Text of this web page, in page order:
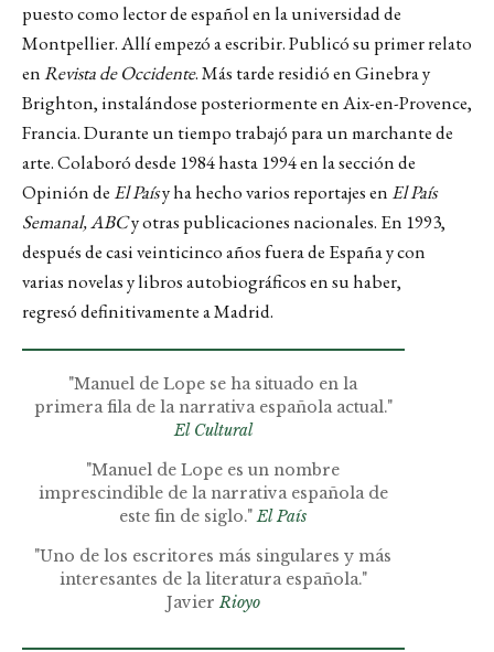
puesto como lector de español en la universidad de
Montpellier. Allí empezó a escribir. Publicó su primer relato
enRevista de Occidente. Más tarde residió en Ginebra y
Brighton, instalándose posteriormente en Aix-en-Provence,
Francia. Durante un tiempo trabajó para un marchante de
arte. Colaboró desde 1984 hasta 1994 en la sección de
Opinión de El Paísy ha hecho varios reportajes en El País
Semanal, ABCy otras publicaciones nacionales. En 1993,
después de casi veinticinco años fuera de España y con
varias novelas y libros autobiográficos en su haber,
regresó definitivamente a Madrid.
"Manuel de Lope se ha situado en la
primera fila de la narrativa española actual."
El Cultural
"Manuel de Lope es un nombre
imprescindible de la narrativa española de
este fin de siglo."El País
"Uno de los escritores más singulares y más
interesantes de la literatura española."
Javier Rioyo